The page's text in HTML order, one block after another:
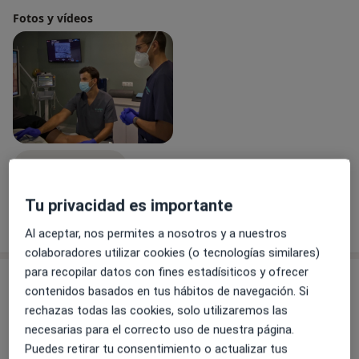
interés por la valoración ecográfica y las técnicas
intervencionistas ecoguiadas, compaginando la
actividad asistencial con la formación continuada,
obteniendo una serie de títulos Universitarios como:
- Máster en el abordaje integral de la espasticidad
ecoguiada, por la Universidad de Salamanca.
- Máster en técnicas intervencionistas ecoguiadas.
Universidad de Sevilla.
realización de técnicas intervencionistas ecoguiadas.
- Experto Universitario en el Tratamiento del Dolor.
Universidad de Cádiz.
A lo largo de mi trayectoria, he combinado mi labor
asistencial con la investigación consiguiendo premios
por comunicaciones orales en Congresos Nacionales e
Internacionales de la especialidad.
Fotos y vídeos
Mostrar más detallessobre la experiencia
Servicios y precios
Primera visita Medicina Física y Rehabilitación
Detalles
Tu privacidad es importante
Al aceptar, nos permites a nosotros y a nuestros
colaboradores utilizar cookies (o tecnologías similares)
para recopilar datos con fines estadísiticos y ofrecer
contenidos basados en tus hábitos de navegación. Si
rechazas todas las cookies, solo utilizaremos las
necesarias para el correcto uso de nuestra página.
Puedes retirar tu consentimiento o actualizar tus